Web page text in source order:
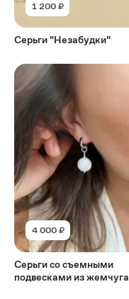
1 200 ₽
Серьги "Незабудки"
4 000 ₽
Серьги со съемными
подвесками из жемчуга